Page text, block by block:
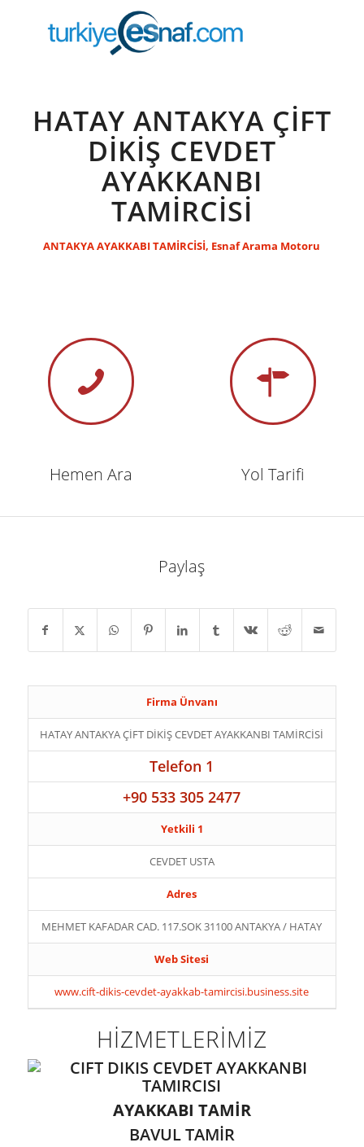
HATAY ANTAKYA ÇİFT
DİKİŞ CEVDET
AYAKKANBI
TAMİRCİSİ
ANTAKYA AYAKKABI TAMİRCİSİ, Esnaf Arama Motoru
Hemen Ara Yol Tarifi
Paylaş
Firma Ünvanı
HATAY ANTAKYA ÇİFT DİKİŞ CEVDET AYAKKANBI TAMİRCİSİ
Telefon 1
+90 533 305 2477
Yetkili 1
CEVDET USTA
Adres
MEHMET KAFADAR CAD. 117.SOK 31100 ANTAKYA / HATAY
Web Sitesi
www.cift-dikis-cevdet-ayakkab-tamircisi.business.site
HİZMETLERİMİZ
AYAKKABI TAMİR
BAVUL TAMİR